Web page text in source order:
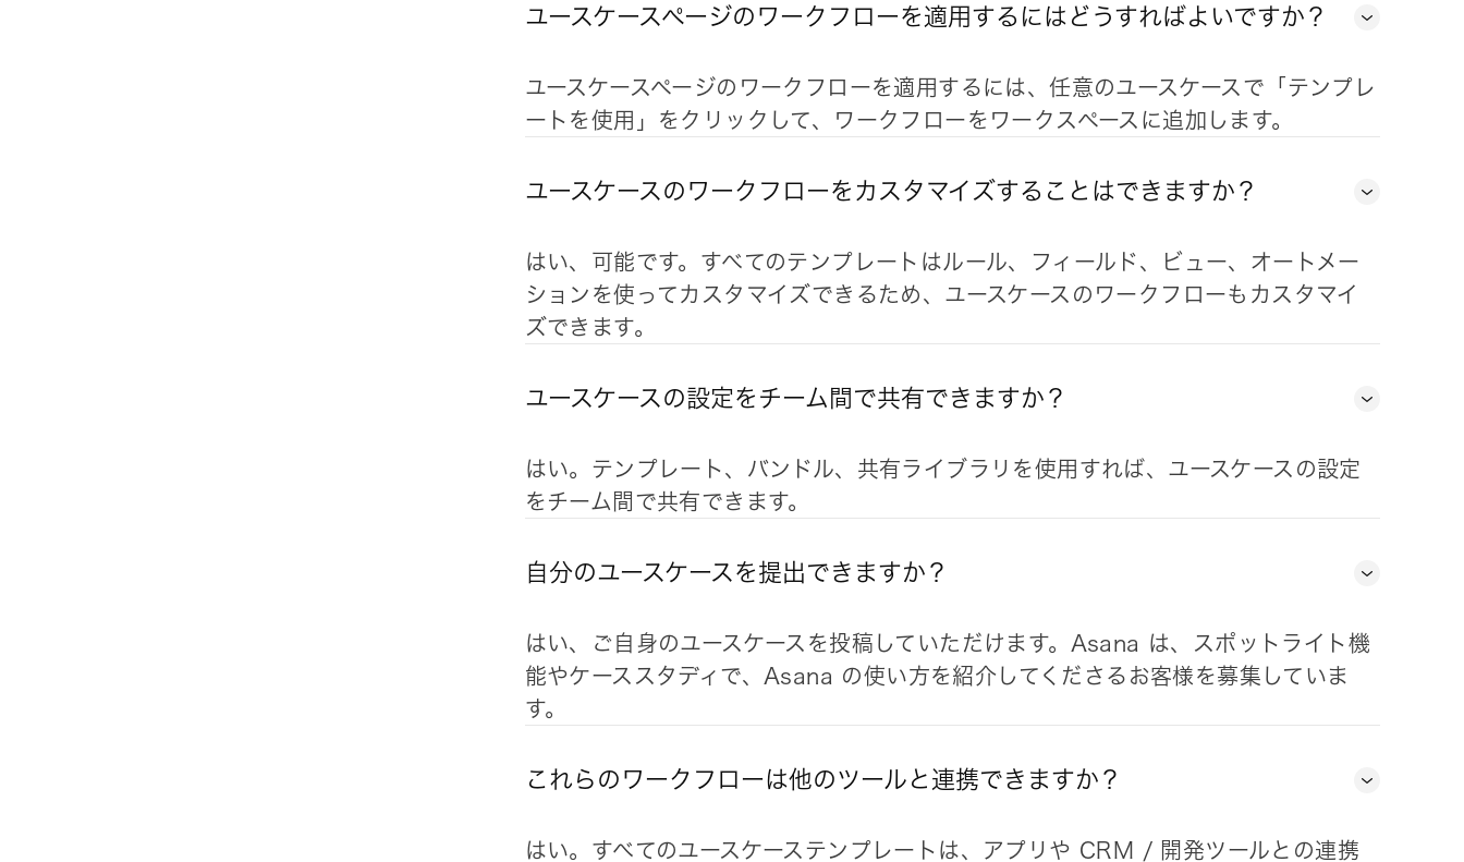
ユースケースページのワークフローを適用するにはどうすればよいですか？
ユースケースページのワークフローを適用するには、任意のユースケースで「テンプレ
ートを使用」をクリックして、ワークフローをワークスペースに追加します。
ユースケースのワークフローをカスタマイズすることはできますか？
はい、可能です。すべてのテンプレートはルール、フィールド、ビュー、オートメー
ションを使ってカスタマイズできるため、ユースケースのワークフローもカスタマイ
ズできます。
ユースケースの設定をチーム間で共有できますか？
はい。テンプレート、バンドル、共有ライブラリを使用すれば、ユースケースの設定
をチーム間で共有できます。
自分のユースケースを提出できますか？
はい、ご自身のユースケースを投稿していただけます。Asana は、スポットライト機
能やケーススタディで、Asana の使い方を紹介してくださるお客様を募集していま
す。
これらのワークフローは他のツールと連携できますか？
はい。すべてのユースケーステンプレートは、アプリや CRM / 開発ツールとの連携